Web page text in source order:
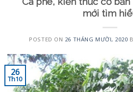
mới tìm
POSTED ON 26 THÁNG MƯỜI, 2020
26
Th10